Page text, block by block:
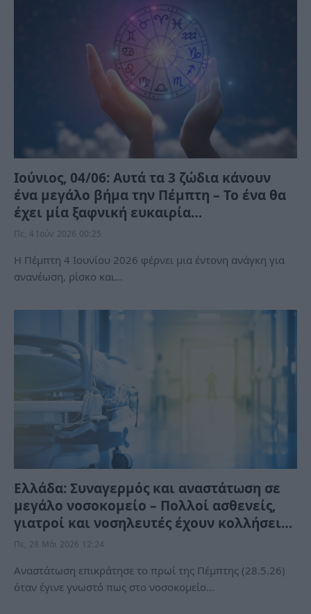
Ιούνιος, 04/06: Αυτά τα 3 ζώδια κάνουν
ένα μεγάλο βήμα την Πέμπτη – Το ένα θα
έχει μία ξαφνική ευκαιρία…
Πε, 4 Ιούν 2026 00:25
Η Πέμπτη 4 Ιουνίου 2026 φέρνει μια έντονη ανάγκη για
ανανέωση, ρίσκο και…
Ελλάδα: Συναγερμός και αναστάτωση σε
μεγάλο νοσοκομείο – Πολλοί ασθενείς,
γιατροί και νοσηλευτές έχουν κολλήσει…
Πε, 28 Μάι 2026 12:24
Αναστάτωση επικράτησε το πρωί της Πέμπτης (28.5.26)
όταν έγινε γνωστό πως στο νοσοκομείο…